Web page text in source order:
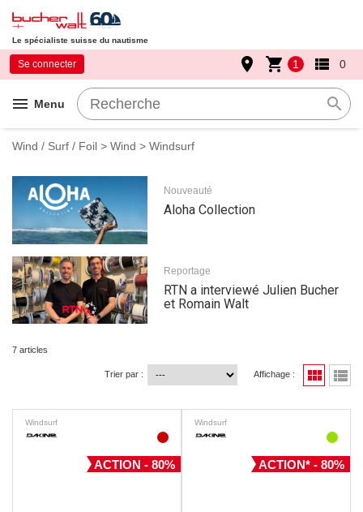
Le spécialiste suisse du nautisme
menu Menu search
Se connecter place shopping_cart 1 view_list 0
Wind / Surf / Foil > Wind > Windsurf
Nouveauté
Aloha Collection
Reportage
RTN a interviewé Julien Bucher
et Romain Walt
7 articles
Trier par : Affichage : view_module view_list
Windsurf
ACTION - 80%
Windsurf
ACTION* - 80%